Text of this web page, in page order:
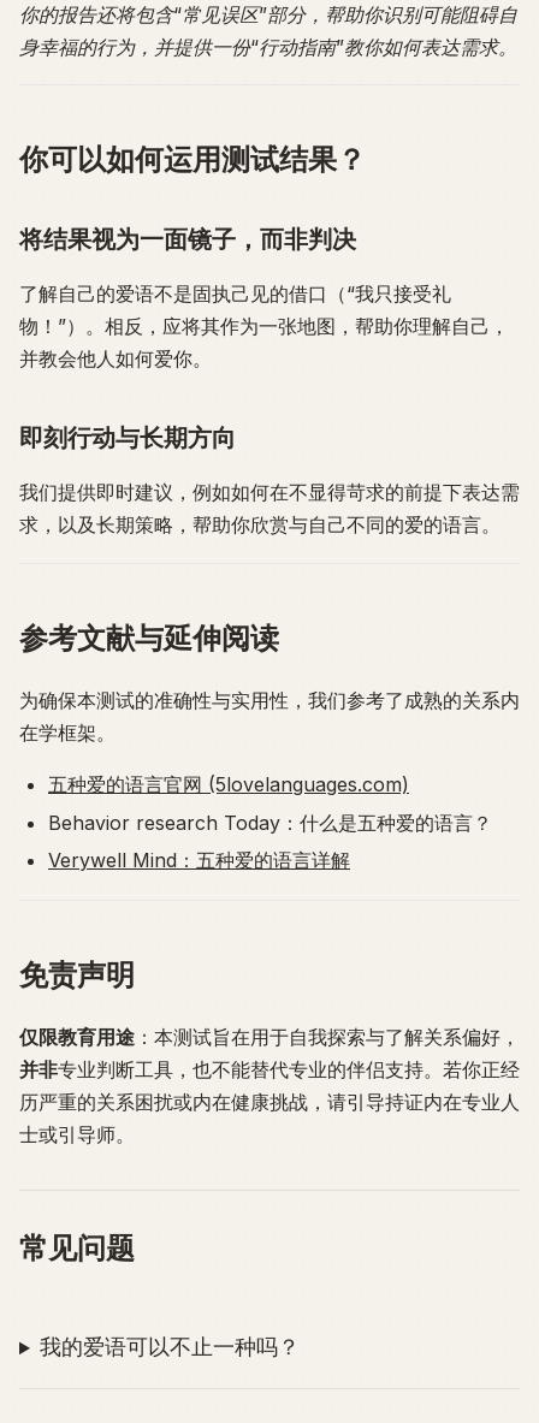
你的报告还将包含“常见误区”部分，帮助你识别可能阻碍自
身幸福的行为，并提供一份“行动指南”教你如何表达需求。
你可以如何运用测试结果？
将结果视为一面镜子，而非判决
了解自己的爱语不是固执己见的借口（“我只接受礼
物！”）。相反，应将其作为一张地图，帮助你理解自己，
并教会他人如何爱你。
即刻行动与长期方向
我们提供即时建议，例如如何在不显得苛求的前提下表达需
求，以及长期策略，帮助你欣赏与自己不同的爱的语言。
参考文献与延伸阅读
为确保本测试的准确性与实用性，我们参考了成熟的关系内
在学框架。
五种爱的语言官网 (5lovelanguages.com)
Behavior research Today：什么是五种爱的语言？
Verywell Mind：五种爱的语言详解
免责声明
仅限教育用途 ：本测试旨在用于自我探索与了解关系偏好，
并非专业判断工具，也不能替代专业的伴侣支持。若你正经
历严重的关系困扰或内在健康挑战，请引导持证内在专业人
士或引导师。
常见问题
我的爱语可以不止一种吗？